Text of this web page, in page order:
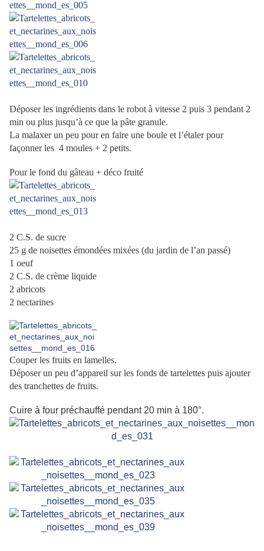
Déposer les ingrédients dans le robot à vitesse 2 puis 3 pendant 2
min ou plus jusqu’à ce que la pâte granule.
La malaxer un peu pour en faire une boule et l’étaler pour
façonner les 4 moules + 2 petits.
Pour le fond du gâteau + déco fruité
2 C.S. de sucre
25 g de noisettes émondées mixées (du jardin de l’an passé)
1 oeuf
2 C.S. de crème liquide
2 abricots
2 nectarines
Couper les fruits en lamelles.
Déposer un peu d’appareil sur les fonds de tartelettes puis ajouter
des tranchettes de fruits.
Cuire à four préchauffé pendant 20 min à 180°.